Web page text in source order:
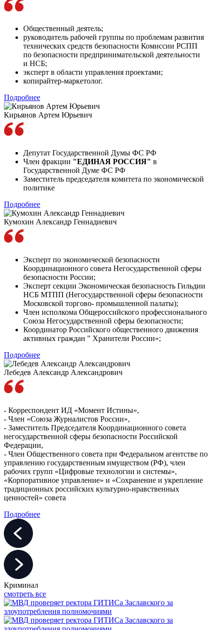
Общественный деятель;
руководитель рабочей группы по проблемам развития
технических средств безопасности Комиссии РСПП
по безопасности предпринимательской деятельности
и НСБ;
эксперт в области управления проектами;
копирайтер-маркетолог.
Подробнее
Кирьянов Артем Юрьевич
Депутат Государственной Думы ФС РФ
Член фракции "ЕДИНАЯ РОССИЯ" в
Государственной Думе ФС РФ
Заместитель председателя комитета по экономической
политике
Подробнее
Кумохин Александр Геннадиевич
Эксперт по экономической безопасности
Координационного совета Негосударственной сферы
безопасности России;
Эксперт секции Экономическая безопасность Гильдии
НСБ МТПП (Негосударственной сферы безопасности
Московской торгово- промышленной палаты);
Член исполкома Общероссийского профессионального
Союза Негосударственной сферы безопасности;
Координатор Российского общественного движения
активных граждан " Хранители России»;
Подробнее
Лебедев Александр Александрович
- Корреспондент ИД «Момент Истины»,
- Член «Союза Журналистов России»,
- Заместитель Председателя Координационного совета
негосударственной сферы безопасности Российской
Федерации,
- Член Общественного совета при Федеральном агентстве по
управлению государственным имуществом (РФ), член
рабочих групп «Цифровые технологии и системы»,
«Корпоративное управление» и «Сохранение и укрепление
традиционных российских культурно-нравственных
ценностей» совета
Подробнее
Криминал
смотреть все